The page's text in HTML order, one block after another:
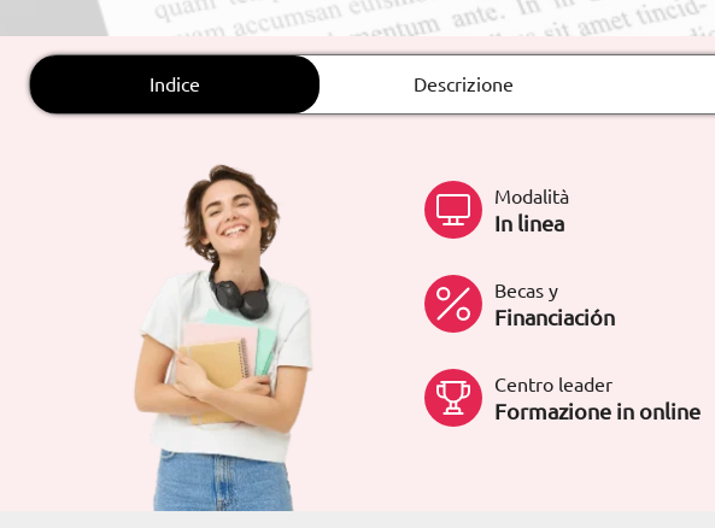
Indice Descrizione
Modalità
In linea
Becas y
Financiación
Centro leader
Formazione in online